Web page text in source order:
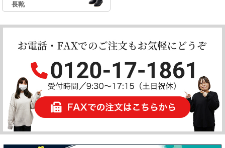
長靴